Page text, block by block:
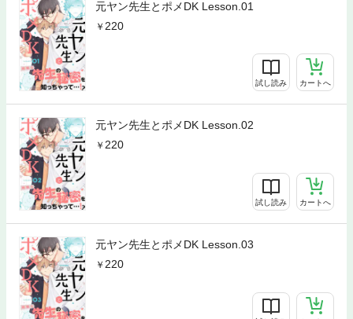
元ヤン先生とポメDK Lesson.01
220
試し読み カートへ
元ヤン先生とポメDK Lesson.02
220
試し読み カートへ
元ヤン先生とポメDK Lesson.03
220